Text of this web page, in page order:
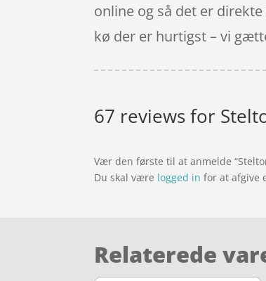
online og så det er
kø der er hurtigst – vi
67 reviews for
Vær den første til at anmelde
Du skal være logged in for at afgive
Relaterede